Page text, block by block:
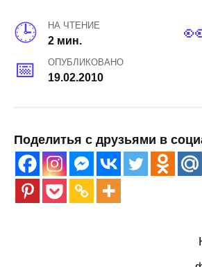
НА ЧТЕНИЕ
2 мин.
ОПУБЛИКОВАНО
19.02.2010
Поделитья с друзьями в